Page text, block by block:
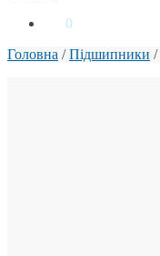
0
Головна /Підшипники /